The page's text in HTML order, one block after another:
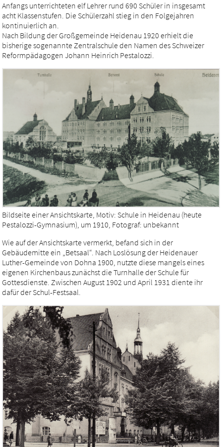
Anfangs unterrichteten elf Lehrer rund 690 Schüler in insgesamt
acht Klassenstufen. Die Schülerzahl stieg in den Folgejahren
kontinuierlich an.
Nach Bildung der Großgemeinde Heidenau 1920 erhielt die
bisherige sogenannte Zentralschule den Namen des Schweizer
Reformpädagogen Johann Heinrich Pestalozzi.
Bildseite einer Ansichtskarte, Motiv: Schule in Heidenau (heute
Pestalozzi-Gymnasium), um 1910, Fotograf: unbekannt
Wie auf der Ansichtskarte vermerkt, befand sich in der
Gebäudemitte ein „Betsaal“. Nach Loslösung der Heidenauer
Luther-Gemeinde von Dohna 1900, nutzte diese mangels eines
eigenen Kirchenbaus zunächst die Turnhalle der Schule für
Gottesdienste. Zwischen August 1902 und April 1931 diente ihr
dafür der Schul-Festsaal.